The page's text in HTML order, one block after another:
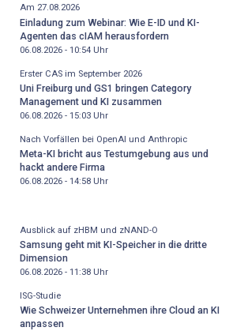
Am 27.08.2026
Einladung zum Webinar: Wie E-ID und KI-
Agenten das cIAM herausfordern
06.08.2026 - 10:54Uhr
Erster CAS im September 2026
Uni Freiburg und GS1 bringen Category
Management und KI zusammen
06.08.2026 - 15:03Uhr
Nach Vorfällen bei OpenAI und Anthropic
Meta-KI bricht aus Testumgebung aus und
hackt andere Firma
06.08.2026 - 14:58Uhr
Ausblick auf zHBM und zNAND-O
Samsung geht mit KI-Speicher in die dritte
Dimension
06.08.2026 - 11:38Uhr
ISG-Studie
Wie Schweizer Unternehmen ihre Cloud an KI
anpassen